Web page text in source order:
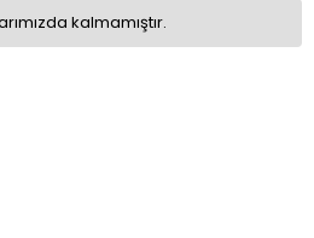
kalmamıştır.